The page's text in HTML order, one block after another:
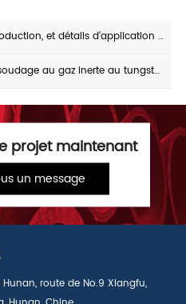
de tuyau d'acier soudé par couture droite de X65M
inerte au tungstène pour les tuyaux en acier
projet maintenant
un message
route de No.9 Xiangfu,